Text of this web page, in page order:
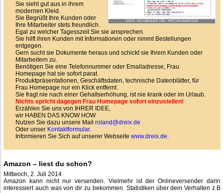
Sie sieht gut aus in ihrem
modernen Kleid.
Sie Begrüßt Ihre Kunden oder
Ihre Mitarbeiter stets freundlich.
Egal zu welcher Tagesszeit Sie sie ansprechen.
Sie hilft ihren Kunden mit Informationen oder nimmt Bestellungen
entgegen.
Gern sucht sie Dokumente heraus und schickt sie Ihrem Kunden oder
Mitarbeitern zu.
Benötigen Sie eine Telefonnummer oder Emailadresse, Frau
Homepage hat sie sofort parat.
Produktpräsentationen, Geschäftsdaten, technische Datenblätter, für
Frau Homepage nur ein Klick entfernt.
Sie fragt nie nach einer Gehaltserhöhung, ist nie krank oder im Urlaub.
Nichts spricht dagegen Frau Homepage sofort einzustellen!
Erzählen Sie uns von IHRER IDEE,
wir HABEN DAS KNOW HOW
Nutzen Sie dazu unsere Mail roland@dreix.de
Oder unser Kontaktformular.
Informieren Sie Sich auf unserer Webseite www.dreix.de.
Amazon – liest du schon?
Mittwoch, 2. Juli 2014
Amazon kann nicht nur versenden. Vielmehr ist der Onlineversender darin
interessiert auch was von dir zu bekommen. Statistiken über dein Verhalten z.B